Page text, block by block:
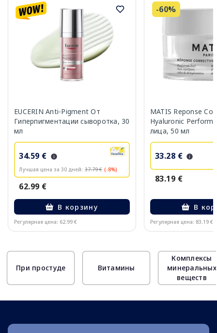
EUCERIN Anti-Pigment От
Гиперпигментации сыворотка, 30
мл
34.59 €
Лучшая цена за 30 дней: 37.79 € (-8%)
62.99 €
В корзину
Регулярная цена: 62.99 €
-60%
MATIS Reponse
Hyaluronic
лица, 50 мл
33.28 €
83.19 €
В
Регулярная цена: 83.19 €
При простуде Витамины
Комплексы
минеральных
веществ